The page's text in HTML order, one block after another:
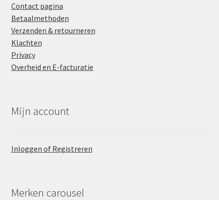
Contact pagina
Betaalmethoden
Verzenden & retourneren
Klachten
Privacy
Overheid en E-facturatie
Mijn account
Inloggen of Registreren
Merken carousel